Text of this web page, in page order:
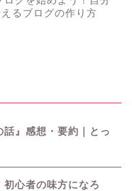
るブログの作り方
話』感想・要約｜とっ
初心者の味方になろ